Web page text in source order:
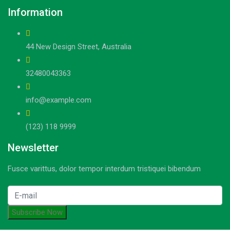
Information
44 New Design Street, Australia
32480043363
info@example.com
(123) 118 9999
Newsletter
Fusce varittus, dolor tempor interdum tristiquei bibendum